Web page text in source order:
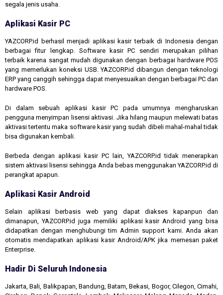
segala jenis usaha.
Aplikasi Kasir PC
YAZCORP.id berhasil menjadi aplikasi kasir terbaik di Indonesia dengan
berbagai fitur lengkap. Software kasir PC sendiri merupakan pilihan
terbaik karena sangat mudah digunakan dengan berbagai hardware POS
yang memerlukan koneksi USB. YAZCORP.id dibangun dengan teknologi
ERP yang canggih sehingga dapat menyesuaikan dengan berbagai PC dan
hardware POS.
Di dalam sebuah aplikasi kasir PC pada umumnya mengharuskan
pengguna menyimpan lisensi aktivasi. Jika hilang maupun melewati batas
aktivasi tertentu maka software kasir yang sudah dibeli mahal-mahal tidak
bisa digunakan kembali.
Berbeda dengan aplikasi kasir PC lain, YAZCORP.id tidak menerapkan
sistem aktivasi lisensi sehingga Anda bebas menggunakan YAZCORP.id di
perangkat apapun.
Aplikasi Kasir Android
Selain aplikasi berbasis web yang dapat diakses kapanpun dan
dimanapun, YAZCORP.id juga memiliki aplikasi kasir Android yang bisa
didapatkan dengan menghubungi tim Admin support kami. Anda akan
otomatis mendapatkan aplikasi kasir Android/APK jika memesan paket
Enterprise.
Hadir Di Seluruh Indonesia
Jakarta, Bali, Balikpapan, Bandung, Batam, Bekasi, Bogor, Cilegon, Cimahi,